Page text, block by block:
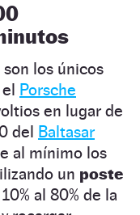
son los únicos
Porsche
en lugar de
del Baltasar
al mínimo los
un poste
al 80% de la